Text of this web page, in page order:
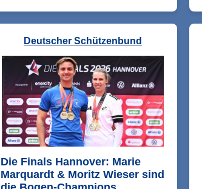
Deutscher Schützenbund
Die Finals Hannover: Marie
Marquardt & Moritz Wieser sind